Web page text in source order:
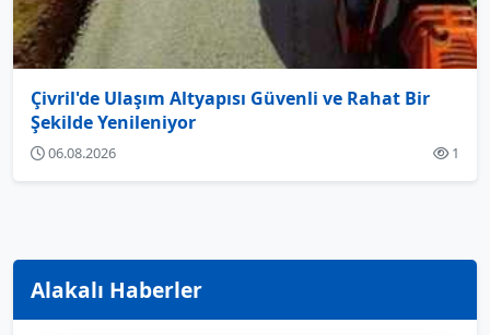
Çivril'de Ulaşım Altyapısı Güvenli ve Rahat Bir
Şekilde Yenileniyor
06.08.2026 1
Alakalı Haberler